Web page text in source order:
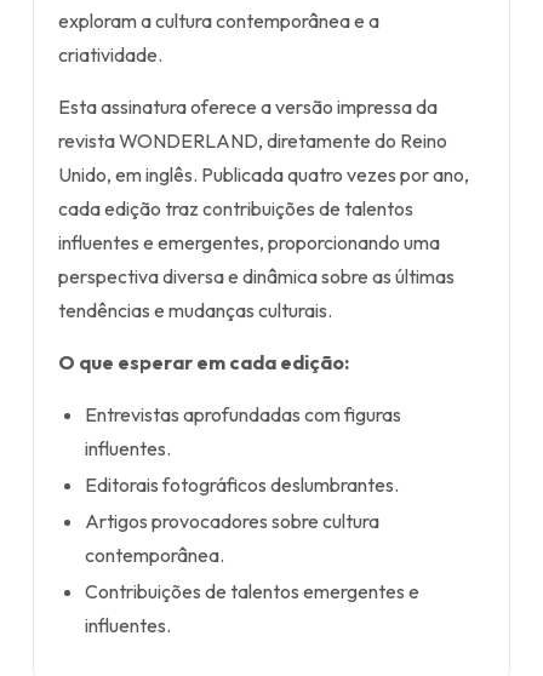
exploram a cultura contemporânea e a
criatividade.
Esta assinatura oferece a versão impressa da
revista WONDERLAND, diretamente do Reino
Unido, em inglês. Publicada quatro vezes por ano,
cada edição traz contribuições de talentos
influentes e emergentes, proporcionando uma
perspectiva diversa e dinâmica sobre as últimas
tendências e mudanças culturais.
O que esperar em cada edição:
Entrevistas aprofundadas com figuras
influentes.
Editorais fotográficos deslumbrantes.
Artigos provocadores sobre cultura
contemporânea.
Contribuições de talentos emergentes e
influentes.